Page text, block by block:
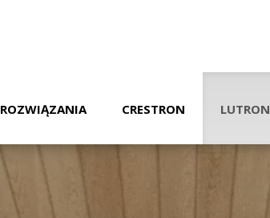
ROZWIĄZANIA CRESTRON LUTRON